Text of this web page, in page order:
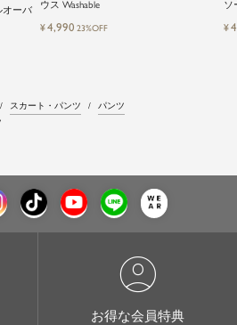
オーバ
ウス Washable
¥4,990 23%OFF
ソ
¥
スカート・パンツ
パンツ
account_circle
お得な会員特典